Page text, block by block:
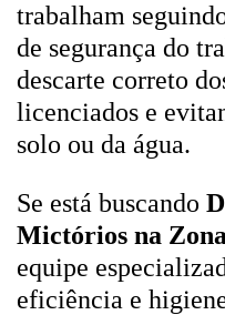
trabalham
de segurança do
descarte correto
licenciados e
solo ou da água.
Se está buscando
Mictórios na
equipe
eficiência e